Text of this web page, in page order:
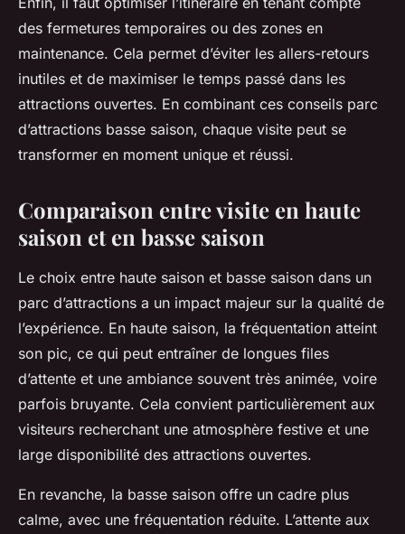
des fermetures temporaires ou des zones en
maintenance. Cela permet d’éviter les allers-retours
inutiles et de maximiser le temps passé dans les
attractions ouvertes. En combinant ces conseils parc
d’attractions basse saison, chaque visite peut se
transformer en moment unique et réussi.
Comparaison entre visite en haute
saison et en basse saison
Le choix entre haute saison et basse saison dans un
parc d’attractions a un impact majeur sur la qualité de
l’expérience. En haute saison, la fréquentation atteint
son pic, ce qui peut entraîner de longues files
d’attente et une ambiance souvent très animée, voire
parfois bruyante. Cela convient particulièrement aux
visiteurs recherchant une atmosphère festive et une
large disponibilité des attractions ouvertes.
En revanche, la basse saison offre un cadre plus
calme, avec une fréquentation réduite. L’attente aux